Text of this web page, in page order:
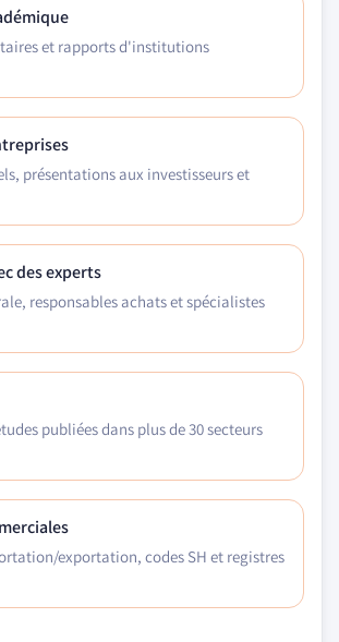
et rapports d'institutions
présentations aux investisseurs et
des experts
responsables achats et spécialistes
publiées dans plus de 30 secteurs
exportation, codes SH et registres